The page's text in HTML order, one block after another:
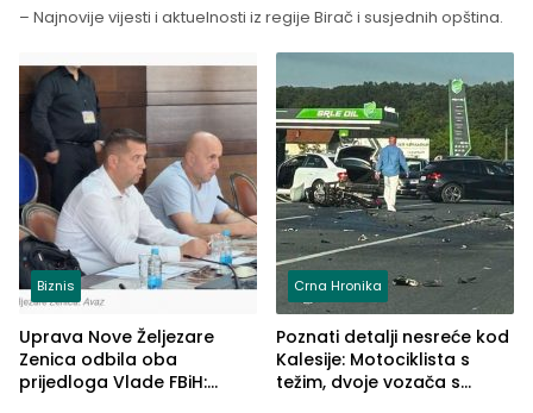
– Najnovije vijesti i aktuelnosti iz regije Birač i susjednih opština.
Biznis
Uprava Nove Željezare
Zenica odbila oba
prijedloga Vlade FBiH:
Crna Hronika
Poznati detalji nesreće kod
Kalesije: Motociklista s
težim, dvoje vozača s